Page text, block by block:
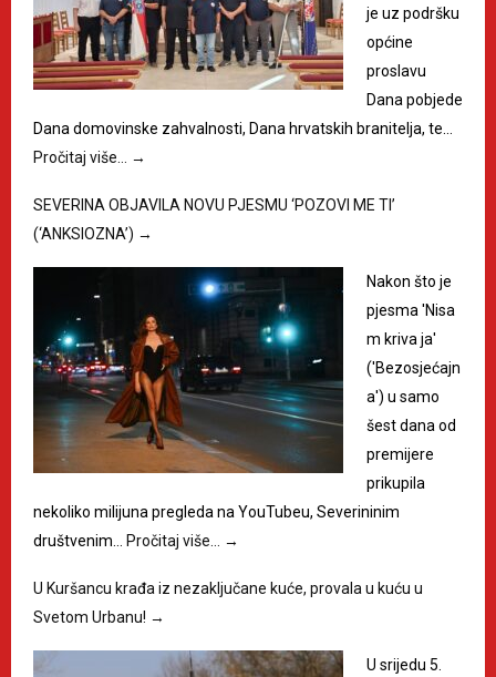
je uz podršku
općine
proslavu
Dana pobjede
Dana domovinske zahvalnosti, Dana hrvatskih branitelja, te…
Pročitaj više… →
SEVERINA OBJAVILA NOVU PJESMU ‘POZOVI ME TI’
(‘ANKSIOZNA’) →
Nakon što je
pjesma 'Nisa
m kriva ja'
('Bezosjećajn
a') u samo
šest dana od
premijere
prikupila
nekoliko milijuna pregleda na YouTubeu, Severininim
društvenim… Pročitaj više… →
U Kuršancu krađa iz nezaključane kuće, provala u kuću u
Svetom Urbanu! →
U srijedu 5.